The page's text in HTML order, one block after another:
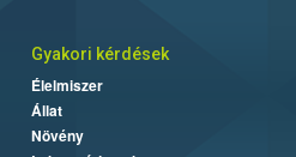
Gyakori kérdések
Élelmiszer
Állat
Növény